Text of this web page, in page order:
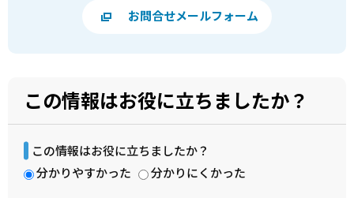
お問合せメールフォーム
この情報はお役に立ちましたか？
この情報はお役に立ちましたか？
分かりやすかった
分かりにくかった